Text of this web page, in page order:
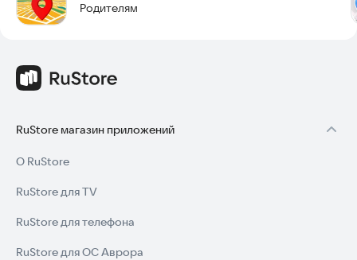
Родителям
RuStore магазин приложений
О RuStore
RuStore для TV
RuStore для телефона
RuStore для ОС Аврора